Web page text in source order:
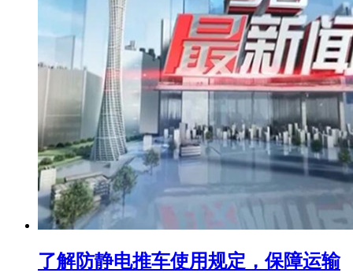
了解防静电推车使用规定，保障运输